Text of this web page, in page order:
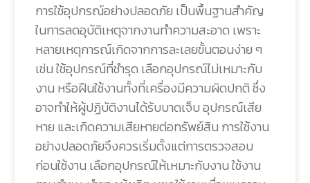
การใช้อุปกรณ์อย่างปลอดภัย เป็นพื้นฐานสำคัญ
ในการลดอุบัติเหตุจากงานทำความสะอาด เพราะ
หลายเหตุการณ์เกิดจากการละเลยขั้นตอนง่าย ๆ
เช่น ใช้อุปกรณ์ที่ชำรุด เลือกอุปกรณ์ไม่เหมาะกับ
งาน หรือฝืนใช้งานทั้งที่เครื่องมีความผิดปกติ ซึ่ง
อาจทำให้ผู้ปฏิบัติงานได้รับบาดเจ็บ อุปกรณ์เสีย
หาย และเกิดความเสียหายต่อทรัพย์สิน การใช้งาน
อย่างปลอดภัยจึงควรเริ่มตั้งแต่การตรวจสอบ
ก่อนใช้งาน เลือกอุปกรณ์ให้เหมาะกับงาน ใช้งาน